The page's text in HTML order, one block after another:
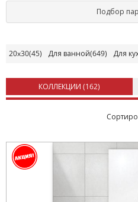
Подбор
20x30(45) Для ванной(649) Для
КОЛЛЕКЦИИ (162)